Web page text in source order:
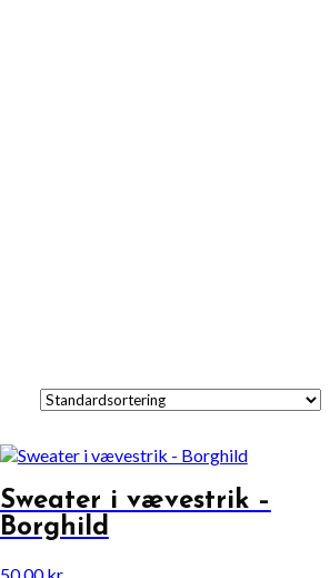
Sweater i vævestrik –
Borghild
50,00kr.